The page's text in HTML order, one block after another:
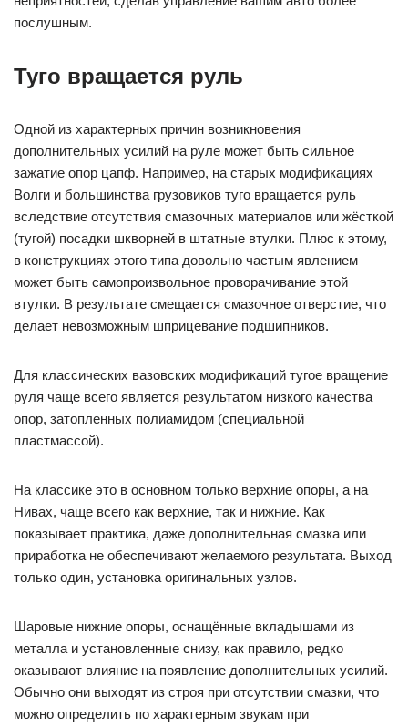
послушным.
Туго вращается руль
Одной из характерных причин возникновения
дополнительных усилий на руле может быть сильное
зажатие опор цапф. Например, на старых модификациях
Волги и большинства грузовиков туго вращается руль
вследствие отсутствия смазочных материалов или жёсткой
(тугой) посадки шкворней в штатные втулки. Плюс к этому,
в конструкциях этого типа довольно частым явлением
может быть самопроизвольное проворачивание этой
втулки. В результате смещается смазочное отверстие, что
делает невозможным шприцевание подшипников.
Для классических вазовских модификаций тугое вращение
руля чаще всего является результатом низкого качества
опор, затопленных полиамидом (специальной
пластмассой).
На классике это в основном только верхние опоры, а на
Нивах, чаще всего как верхние, так и нижние. Как
показывает практика, даже дополнительная смазка или
приработка не обеспечивают желаемого результата. Выход
только один, установка оригинальных узлов.
Шаровые нижние опоры, оснащённые вкладышами из
металла и установленные снизу, как правило, редко
оказывают влияние на появление дополнительных усилий.
Обычно они выходят из строя при отсутствии смазки, что
можно определить по характерным звукам при